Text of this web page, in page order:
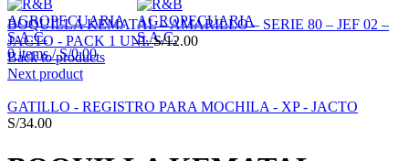
0items / S/0.00
BOQUILLA KEMATAL – AMARILLO – SERIE 80 – JEF 02 –
JACTO - PACK 1 UNI.S/12.00
Back to products
Next product
GATILLO - REGISTRO PARA MOCHILA - XP - JACTO
S/34.00